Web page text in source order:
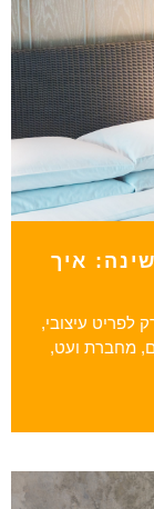
איך
לפריט עיצובי,
מחברת ועט,